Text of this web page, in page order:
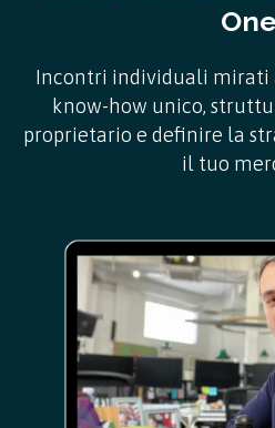
One
Incontri individuali mirati
know-how unico,
proprietario e definire la
il tuo